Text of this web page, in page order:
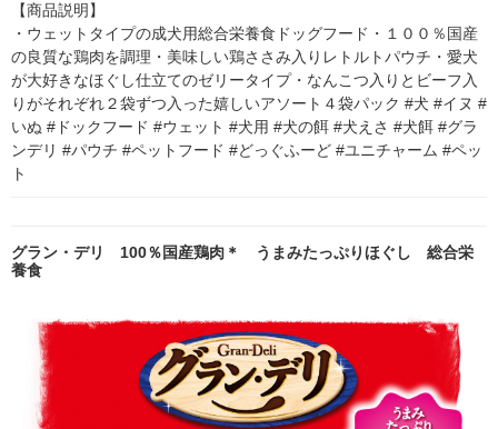
【商品説明】
・ウェットタイプの成犬用総合栄養食ドッグフード・１００％国産
の良質な鶏肉を調理・美味しい鶏ささみ入りレトルトパウチ・愛犬
が大好きなほぐし仕立てのゼリータイプ・なんこつ入りとビーフ入
りがそれぞれ２袋ずつ入った嬉しいアソート４袋パック #犬 #イヌ #
いぬ #ドックフード #ウェット #犬用 #犬の餌 #犬えさ #犬餌 #グラ
ンデリ #パウチ #ペットフード #どっぐふーど #ユニチャーム #ペッ
ト
グラン・デリ 100％国産鶏肉＊ うまみたっぷりほぐし 総合栄
養食